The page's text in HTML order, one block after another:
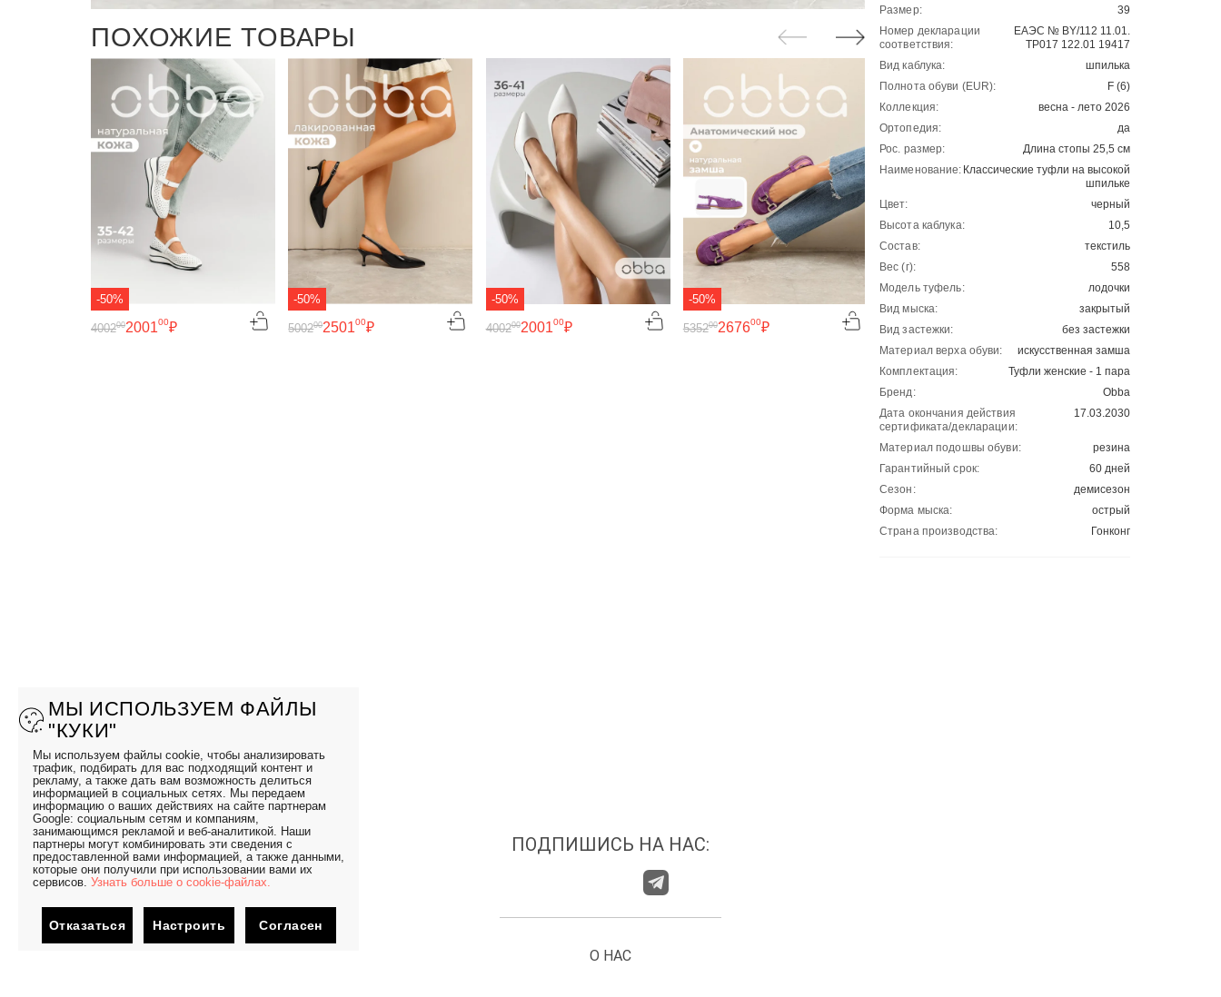
ПОХОЖИЕ ТОВАРЫ
-50%
200100₽
400200
-50%
250100₽
500200
-50%
200100₽
400200
-50%
267600₽
535200 2501
5002 2289
4578
Размер:
39
Номер декларации
соответствия:
ЕАЭС № BY/112 11.01.
ТР017 122.01 19417
Вид каблука:
шпилька
Полнота обуви (EUR):
F (6)
Коллекция:
весна - лето 2026
Ортопедия:
да
Рос. размер:
Длина стопы 25,5 см
Наименование: Классические туфли на высокой
шпильке
Цвет:
черный
Высота каблука:
10,5
Состав:
текстиль
Вес (г):
558
Модель туфель:
лодочки
Вид мыска:
закрытый
Вид застежки:
без застежки
Материал верха обуви:
искусственная замша
Комплектация:
Туфли женские - 1 пара
Бренд:
Obba
Дата окончания действия
сертификата/декларации:
17.03.2030
Материал подошвы обуви:
резина
Гарантийный срок:
60 дней
Сезон:
демисезон
Форма мыска:
острый
Страна производства:
Гонконг
ПОДПИШИСЬ НА НАС:
О НАС
МЫ ИСПОЛЬЗУЕМ ФАЙЛЫ
"КУКИ"
Мы используем файлы cookie, чтобы анализировать
трафик, подбирать для вас подходящий контент и
рекламу, а также дать вам возможность делиться
информацией в социальных сетях. Мы передаем
информацию о ваших действиях на сайте партнерам
Google: социальным сетям и компаниям,
занимающимся рекламой и веб-аналитикой. Наши
партнеры могут комбинировать эти сведения с
предоставленной вами информацией, а также данными,
которые они получили при использовании вами их
сервисов. Узнать больше о cookie-файлах.
Отказаться Настроить Согласен